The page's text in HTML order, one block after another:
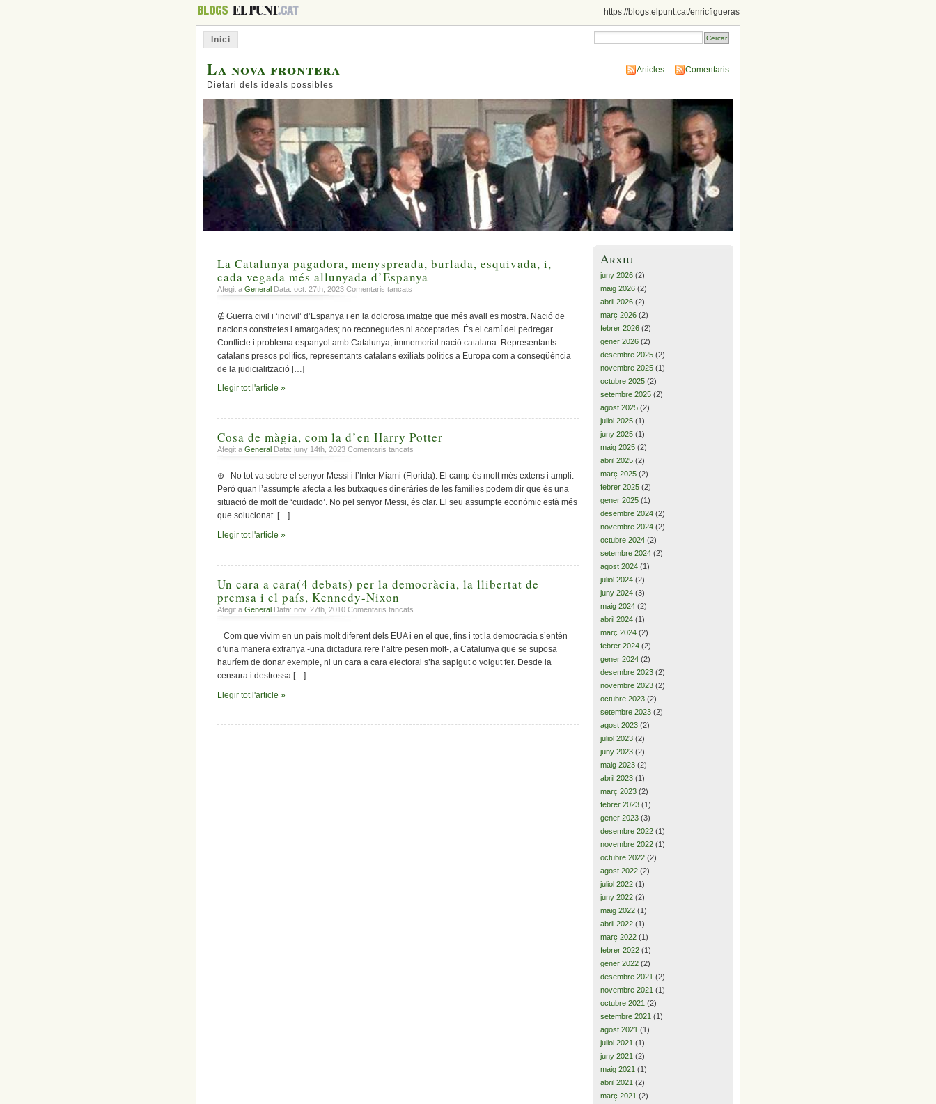
https://blogs.elpunt.cat/enricfigueras
Inici
La nova frontera
Dietari dels ideals possibles
Articles Comentaris
La Catalunya pagadora, menyspreada, burlada, esquivada, i,
cada vegada més allunyada d’Espanya
Afegit a General Data: oct. 27th, 2023 Comentaris tancats
Catalunya
menyspreada,
burlada,
esquivada,
allunyada
∉ Guerra civil i ‘incivil’ d’Espanya i en la dolorosa imatge que més avall es mostra. Nació de
nacions constretes i amargades; no reconegudes ni acceptades. És el camí del pedregar.
Conflicte i problema espanyol amb Catalunya, immemorial nació catalana. Representants
catalans presos polítics, representants catalans exiliats polítics a Europa com a conseqüència
de la judicialització […]
Llegir tot l'article »
Cosa de màgia, com la d’en Harry Potter
Afegit a General Data: juny 14th, 2023 Comentaris tancats
de
màgia,
la
⊕ No tot va sobre el senyor Messi i l’Inter Miami (Florida). El camp és molt més extens i ampli.
Però quan l’assumpte afecta a les butxaques dineràries de les famílies podem dir que és una
situació de molt de ‘cuidado’. No pel senyor Messi, és clar. El seu assumpte económic està més
que solucionat. […]
Llegir tot l'article »
Un cara a cara(4 debats) per la democràcia, la llibertat de
premsa i el país, Kennedy-Nixon
Afegit a General Data: nov. 27th, 2010 Comentaris tancats
cara
debats)
llibertat
Com que vivim en un país molt diferent dels EUA i en el que, fins i tot la democràcia s’entén
d’una manera extranya -una dictadura rere l’altre pesen molt-, a Catalunya que se suposa
hauríem de donar exemple, ni un cara a cara electoral s’ha sapigut o volgut fer. Desde la
censura i destrossa […]
Llegir tot l'article »
Arxiu
juny 2026 (2)
maig 2026 (2)
abril 2026 (2)
març 2026 (2)
febrer 2026 (2)
gener 2026 (2)
desembre 2025 (2)
novembre 2025 (1)
octubre 2025 (2)
setembre 2025 (2)
agost 2025 (2)
juliol 2025 (1)
juny 2025 (1)
maig 2025 (2)
abril 2025 (2)
març 2025 (2)
febrer 2025 (2)
gener 2025 (1)
desembre 2024 (2)
novembre 2024 (2)
octubre 2024 (2)
setembre 2024 (2)
agost 2024 (1)
juliol 2024 (2)
juny 2024 (3)
maig 2024 (2)
abril 2024 (1)
març 2024 (2)
febrer 2024 (2)
gener 2024 (2)
desembre 2023 (2)
novembre 2023 (2)
octubre 2023 (2)
setembre 2023 (2)
agost 2023 (2)
juliol 2023 (2)
juny 2023 (2)
maig 2023 (2)
abril 2023 (1)
març 2023 (2)
febrer 2023 (1)
gener 2023 (3)
desembre 2022 (1)
novembre 2022 (1)
octubre 2022 (2)
agost 2022 (2)
juliol 2022 (1)
juny 2022 (2)
maig 2022 (1)
abril 2022 (1)
març 2022 (1)
febrer 2022 (1)
gener 2022 (2)
desembre 2021 (2)
novembre 2021 (1)
octubre 2021 (2)
setembre 2021 (1)
agost 2021 (1)
juliol 2021 (1)
juny 2021 (2)
maig 2021 (1)
abril 2021 (2)
març 2021 (2)